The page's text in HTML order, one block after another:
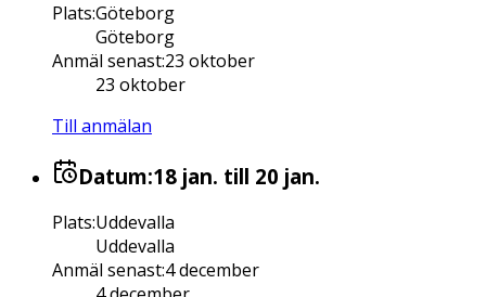
Plats:Göteborg
Göteborg
Anmäl senast:23 oktober
23 oktober
Till anmälan
Datum:18 jan. till 20 jan.
Plats:Uddevalla
Uddevalla
Anmäl senast:4 december